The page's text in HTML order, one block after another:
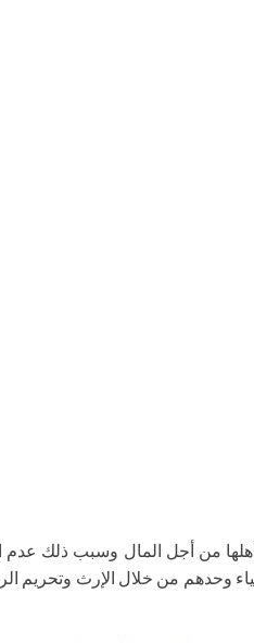
أهلها من أجل المال وسبب ذلك
وحدهم من خلال الإرث وتحريم